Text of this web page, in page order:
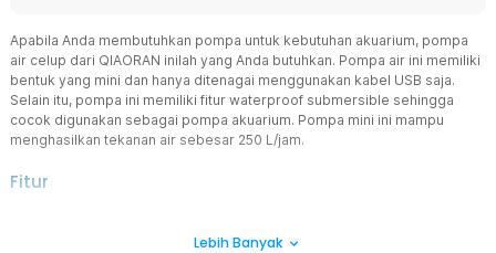
Apabila Anda membutuhkan pompa untuk kebutuhan akuarium, pompa
air celup dari QIAORAN inilah yang Anda butuhkan. Pompa air ini memiliki
bentuk yang mini dan hanya ditenagai menggunakan kabel USB saja.
Selain itu, pompa ini memiliki fitur waterproof submersible sehingga
cocok digunakan sebagai pompa akuarium. Pompa mini ini mampu
menghasilkan tekanan air sebesar 250 L/jam.
Fitur
Pompa air celup dengan bentuk mini dan ditenagai hanya
Lebih Banyak